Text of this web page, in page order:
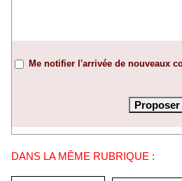
Me notifier l'arrivée de nouveaux
DANS LA MÊME RUBRIQUE :